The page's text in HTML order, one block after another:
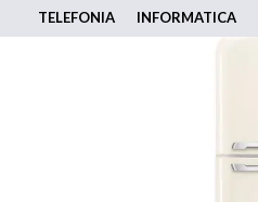
TELEFONIA INFORMATICA